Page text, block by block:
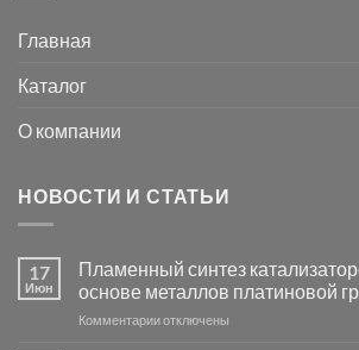
Главная
Каталог
О компании
НОВОСТИ И СТАТЬИ
17
Июн
Пламенный синтез
основе металлов платиновой
Комментариикотключены